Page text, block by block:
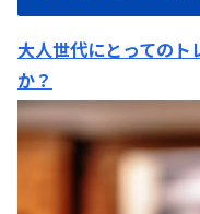
大人世代にとっての
か？